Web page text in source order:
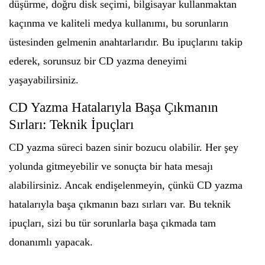
düşürme, doğru disk seçimi, bilgisayar kullanmaktan
kaçınma ve kaliteli medya kullanımı, bu sorunların
üstesinden gelmenin anahtarlarıdır. Bu ipuçlarını takip
ederek, sorunsuz bir CD yazma deneyimi
yaşayabilirsiniz.
CD Yazma Hatalarıyla Başa Çıkmanın
Sırları: Teknik İpuçları
CD yazma süreci bazen sinir bozucu olabilir. Her şey
yolunda gitmeyebilir ve sonuçta bir hata mesajı
alabilirsiniz. Ancak endişelenmeyin, çünkü CD yazma
hatalarıyla başa çıkmanın bazı sırları var. Bu teknik
ipuçları, sizi bu tür sorunlarla başa çıkmada tam
donanımlı yapacak.